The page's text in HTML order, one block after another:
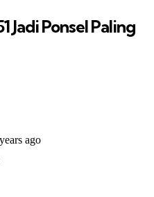
Jadi Ponsel Paling